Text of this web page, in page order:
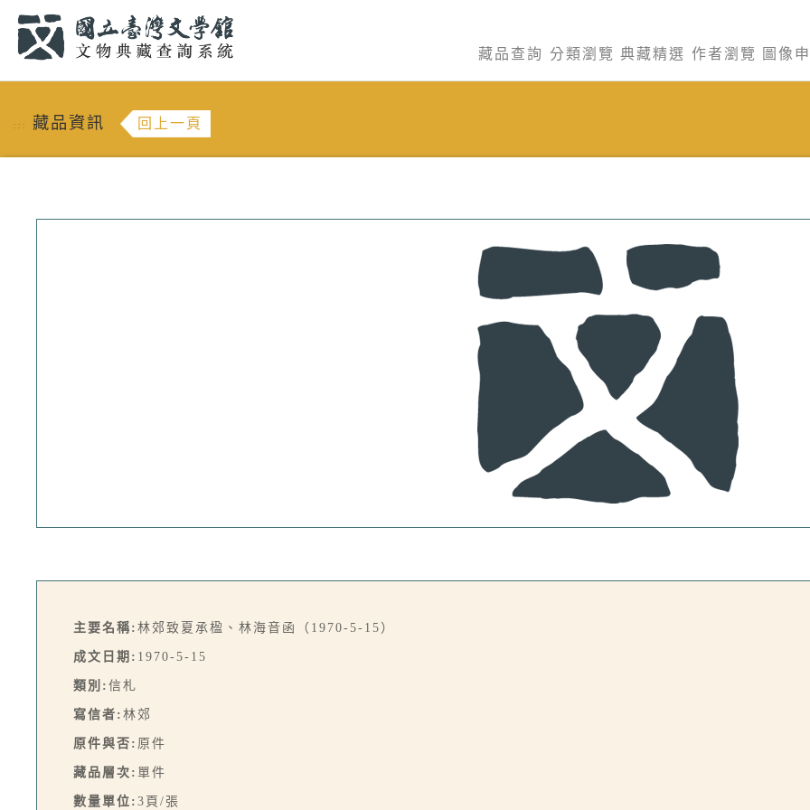
藏品查詢 分類瀏覽 典藏精選 作者瀏覽 圖像
::: 藏品資訊 回上一頁
主要名稱: 林郊致夏承楹、林海音函（1970-5-15）
成文日期: 1970-5-15
類別: 信札
寫信者: 林郊
原件與否: 原件
藏品層次: 單件
數量單位: 3頁/張